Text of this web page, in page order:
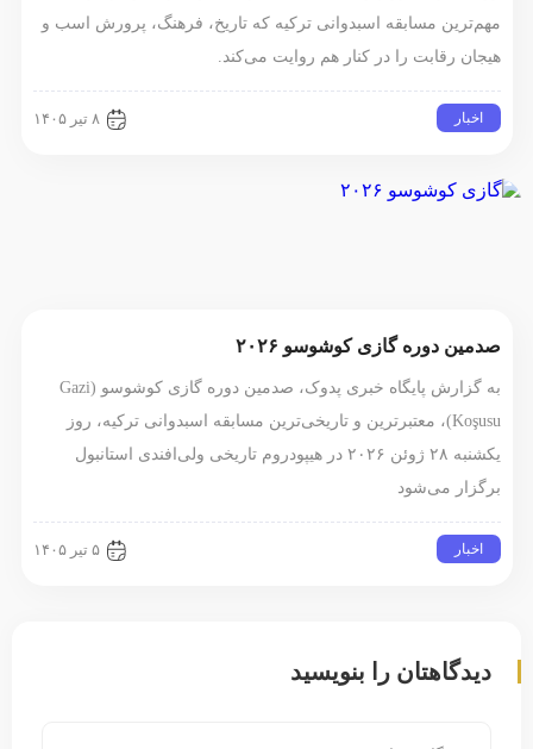
مهم‌ترین مسابقه اسبدوانی ترکیه که تاریخ، فرهنگ، پرورش اسب و
هیجان رقابت را در کنار هم روایت می‌کند.
اخبار ۸ تیر ۱۴۰۵
صدمین دوره گازی کوشوسو ۲۰۲۶
به گزارش پایگاه خبری پدوک، صدمین دوره گازی کوشوسو (Gazi
Koşusu)، معتبرترین و تاریخی‌ترین مسابقه اسبدوانی ترکیه، روز
یکشنبه ۲۸ ژوئن ۲۰۲۶ در هیپودروم تاریخی ولی‌افندی استانبول
برگزار می‌شود
اخبار ۵ تیر ۱۴۰۵
دیدگاهتان را بنویسید